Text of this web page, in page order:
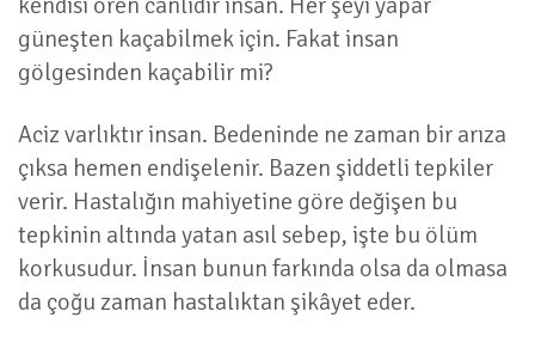
güneşten kaçabilmek için. Fakat insan
gölgesinden kaçabilir mi?
Aciz varlıktır insan. Bedeninde ne zaman bir arıza
çıksa hemen endişelenir. Bazen şiddetli tepkiler
verir. Hastalığın mahiyetine göre değişen bu
tepkinin altında yatan asıl sebep, işte bu ölüm
korkusudur. İnsan bunun farkında olsa da olmasa
da çoğu zaman hastalıktan şikâyet eder.